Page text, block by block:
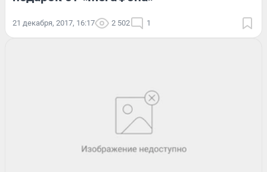
21 декабря, 2017, 16:17 2 502 1